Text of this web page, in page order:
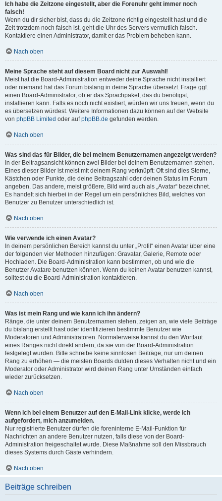
Ich habe die Zeitzone eingestellt, aber die Forenuhr geht immer noch
falsch!
Wenn du dir sicher bist, dass du die Zeitzone richtig eingestellt hast und die
Zeit trotzdem noch falsch ist, geht die Uhr des Servers vermutlich falsch.
Kontaktiere einen Administrator, damit er das Problem beheben kann.
Nach oben
Meine Sprache steht auf diesem Board nicht zur Auswahl!
Meist hat die Board-Administration entweder deine Sprache nicht installiert
oder niemand hat das Forum bislang in deine Sprache übersetzt. Frage ggf.
einen Board-Administrator, ob er das Sprachpaket, das du benötigst,
installieren kann. Falls es noch nicht existiert, würden wir uns freuen, wenn du
es übersetzen würdest. Weitere Informationen dazu können auf der Website
von phpBB Limited oder aufphpBB.de gefunden werden.
Nach oben
Was sind das für Bilder, die bei meinem Benutzernamen angezeigt werden?
In der Beitragsansicht können zwei Bilder bei deinem Benutzernamen stehen.
Eines dieser Bilder ist meist mit deinem Rang verknüpft: Oft sind dies Sterne,
Kästchen oder Punkte, die deine Beitragszahl oder deinen Status im Forum
angeben. Das andere, meist größere, Bild wird auch als „Avatar“ bezeichnet.
Es handelt sich hierbei in der Regel um ein persönliches Bild, welches von
Benutzer zu Benutzer unterschiedlich ist.
Nach oben
Wie verwende ich einen Avatar?
In deinem persönlichen Bereich kannst du unter „Profil“ einen Avatar über eine
der folgenden vier Methoden hinzufügen: Gravatar, Galerie, Remote oder
Hochladen. Die Board-Administration kann bestimmen, ob und wie die
Benutzer Avatare benutzen können. Wenn du keinen Avatar benutzen kannst,
solltest du die Board-Administration kontaktieren.
Nach oben
Was ist mein Rang und wie kann ich ihn ändern?
Ränge, die unter deinem Benutzernamen stehen, zeigen an, wie viele Beiträge
du bislang erstellt hast oder identifizieren bestimmte Benutzer wie
Moderatoren und Administratoren. Normalerweise kannst du den Wortlaut
eines Ranges nicht direkt ändern, da sie von der Board-Administration
festgelegt wurden. Bitte schreibe keine sinnlosen Beiträge, nur um deinen
Rang zu erhöhen — die meisten Boards dulden dieses Verhalten nicht und ein
Moderator oder Administrator wird deinen Rang unter Umständen einfach
wieder zurücksetzen.
Nach oben
Wenn ich bei einem Benutzer auf den E-Mail-Link klicke, werde ich
aufgefordert, mich anzumelden.
Nur registrierte Benutzer dürfen die foreninterne E-Mail-Funktion für
Nachrichten an andere Benutzer nutzen, falls diese von der Board-
Administration freigeschaltet wurde. Diese Maßnahme soll den Missbrauch
dieses Systems durch Gäste verhindern.
Nach oben
Beiträge schreiben